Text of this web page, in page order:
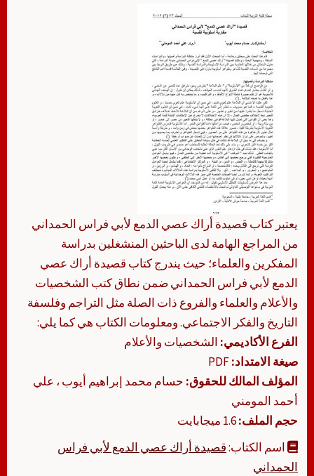
يعتبر كتاب قصیدة أراك عصي الدمع لأبي فراس الحمداني
من المراجع الهامة لدى الباحثين المنشغلين بدراسة
المفكرين والعلماء؛ حيث يندرج كتاب قصیدة أراك عصي
الدمع لأبي فراس الحمداني ضمن نطاق كتب الشخصيات
والأعلام والعلماء والفروع ذات الصلة مثل التراجم وفلسفة
التاريخ والفكر الاجتماعي. ومعلومات الكتاب هي كما يلي:
الفرع الأكاديمي: الشخصيات والأعلام
صيغة الامتداد:
المؤلف المالك للحقوق: حسام محمد إبراهيم أيوب ، علي
أحمد المومني
حجم الملف:
اسم الكتاب:قصیدة أراك عصي الدمع لأبي فراس
الحمداني